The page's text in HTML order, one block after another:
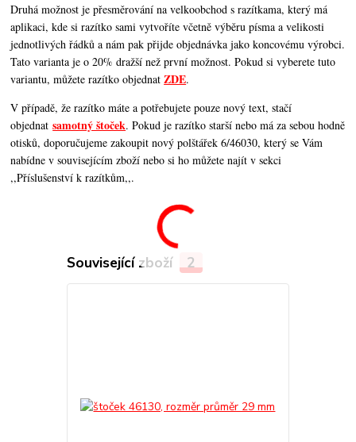
Druhá možnost je přesměrování na velkoobchod s razítkama, který má
aplikaci, kde si razítko sami vytvoříte včetně výběru písma a velikosti
jednotlivých řádků a nám pak přijde objednávka jako koncovému výrobci.
Tato varianta je o 20% dražší než první možnost. Pokud si vyberete tuto
variantu, můžete razítko objednatZDE.
V případě, že razítko máte a potřebujete pouze nový text, stačí
objednatsamotný štoček. Pokud je razítko starší nebo má za sebou hodně
otisků, doporučujeme zakoupit nový polštářek 6/46030, který se Vám
nabídne v souvisejícím zboží nebo si ho můžete najít v sekci
,,Příslušenství k razítkům,,.
Související zboží 2